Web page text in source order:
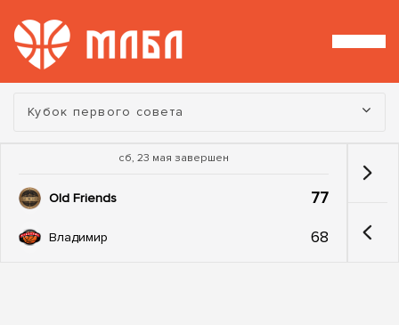
Турнир:
Кубок первого совета
сб, 23 мая завершен
Old Friends 77
Владимир 68